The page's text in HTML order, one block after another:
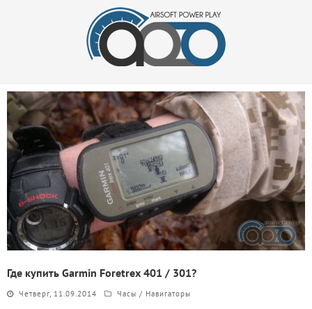
Где купить Garmin Foretrex 401 / 301?
Четверг, 11.09.2014 Часы / Навигаторы